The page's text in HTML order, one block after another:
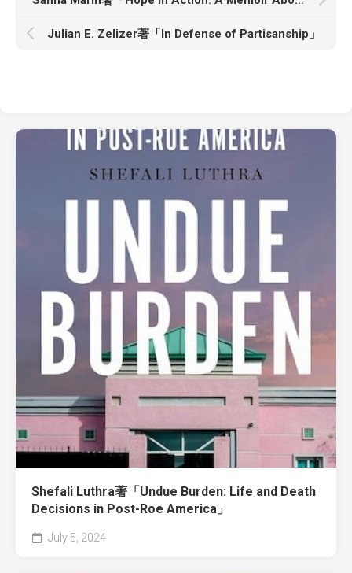
Julian E. Zelizer著「In Defense of Partisanship」
Shefali Luthra著「Undue Burden: Life and Death
Decisions in Post-Roe America」
July 5, 2024